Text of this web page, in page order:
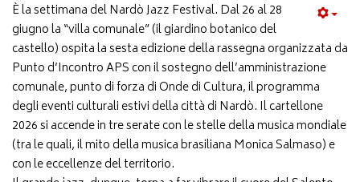
È la settimana del Nardò Jazz Festival. Dal 26 al 28
giugno la “villa comunale” (il giardino botanico del
castello) ospita la sesta edizione della rassegna organizzata da
Punto d’Incontro APS con il sostegno dell’amministrazione
comunale, punto di forza di Onde di Cultura, il programma
degli eventi culturali estivi della città di Nardò. Il cartellone
2026 si accende in tre serate con le stelle della musica mondiale
(tra le quali, il mito della musica brasiliana Monica Salmaso) e
con le eccellenze del territorio.